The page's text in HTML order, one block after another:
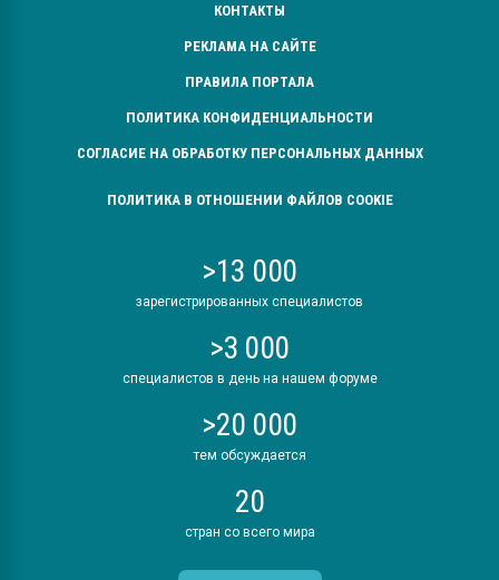
КОНТАКТЫ
РЕКЛАМА НА САЙТЕ
ПРАВИЛА ПОРТАЛА
ПОЛИТИКА КОНФИДЕНЦИАЛЬНОСТИ
СОГЛАСИЕ НА ОБРАБОТКУ ПЕРСОНАЛЬНЫХ ДАННЫХ
ПОЛИТИКА В ОТНОШЕНИИ ФАЙЛОВ COOKIE
>13 000
зарегистрированных специалистов
>3 000
специалистов в день на нашем форуме
>20 000
тем обсуждается
20
стран со всего мира